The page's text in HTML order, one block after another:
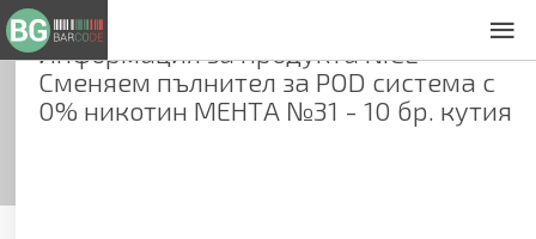
Информация за продуктаNICE
Сменяем пълнител за POD система с
0% никотин МЕНТА №31 - 10 бр. кутия
Общи условия
Декларация за проверителност